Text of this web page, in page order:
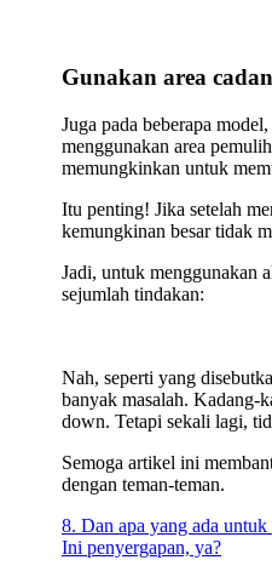
Gunakan area
Juga pada beberapa
menggunakan area
memungkinkan untuk
Itu penting! Jika setelah
kemungkinan besar tidak
Jadi, untuk menggunakan
sejumlah tindakan:
Nah, seperti yang
banyak masalah. Kadang-
down. Tetapi sekali lagi,
Semoga artikel ini
dengan teman-teman.
8. Dan apa yang ada
Ini penyergapan, ya?